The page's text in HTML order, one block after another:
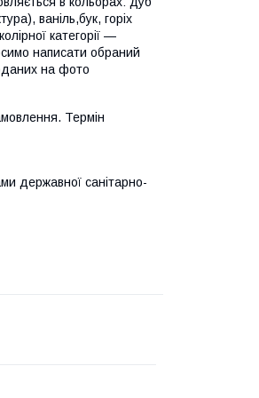
ваніль,бук, горіх
категорії —
написати обраний
на фото
Термін
державної санітарно-